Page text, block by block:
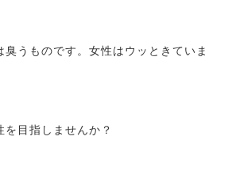
臭うものです。女性はウッときていま
目指しませんか？